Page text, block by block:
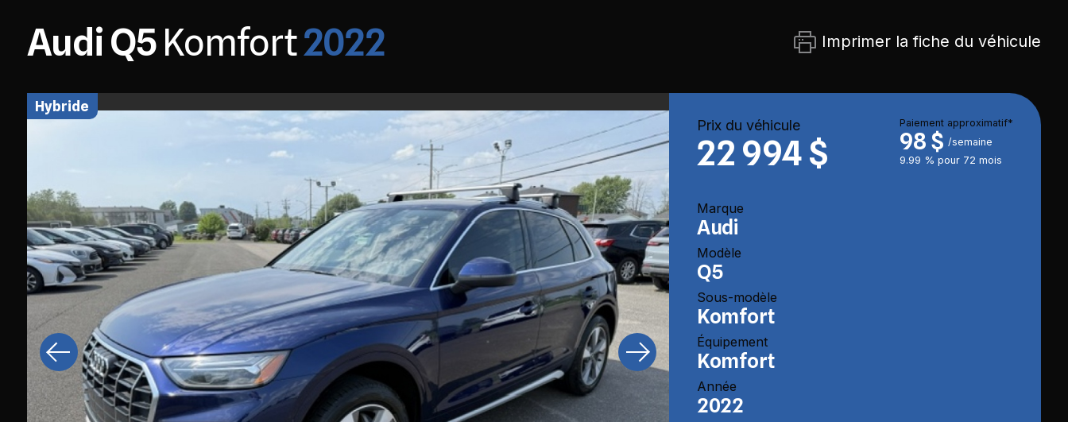
AudiQ5Komfort2022 Imprimer la fiche du véhicule
hybride
Prix du véhicule
22 994 $
Paiement approximatif*
98 $ /semaine
9.99 % pour 72 mois
Marque
Audi
Modèle
Q5
Sous-modèle
Komfort
Équipement
Komfort
Année
2022